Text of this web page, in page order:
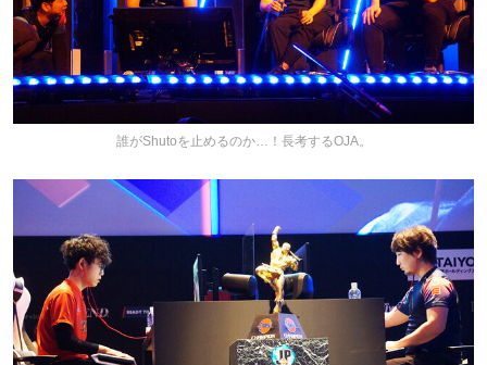
誰がShutoを止めるのか…！長考するOJA。